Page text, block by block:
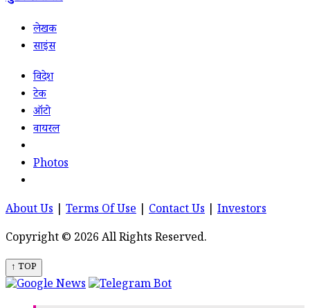
लेखक
साइंस
विदेश
टेक
ऑटो
वायरल
Photos
About Us Terms Of Use Contact Us
Investors
Copyright © 2026 All Rights Reserved.
↑ TOP